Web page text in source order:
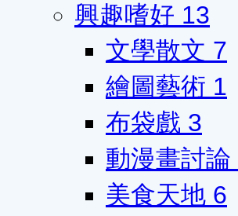
興趣嗜好 13
文學散文 7
繪圖藝術 1
布袋戲 3
動漫畫討論
美食天地 6